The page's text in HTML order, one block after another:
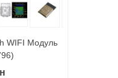
WIFI Модуль